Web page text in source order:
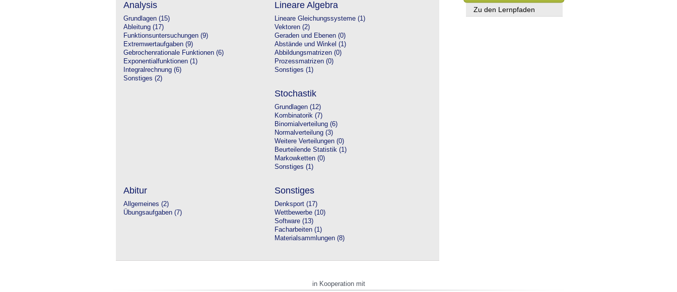
Analysis
Grundlagen (15)
Ableitung (17)
Funktionsuntersuchungen (9)
Extremwertaufgaben (9)
Gebrochenrationale Funktionen (6)
Exponentialfunktionen (1)
Integralrechnung (6)
Sonstiges (2)
Lineare Algebra
Lineare Gleichungssysteme (1)
Vektoren (2)
Geraden und Ebenen (0)
Abstände und Winkel (1)
Abbildungsmatrizen (0)
Prozessmatrizen (0)
Sonstiges (1)
Stochastik
Grundlagen (12)
Kombinatorik (7)
Binomialverteilung (6)
Normalverteilung (3)
Weitere Verteilungen (0)
Beurteilende Statistik (1)
Markowketten (0)
Sonstiges (1)
Abitur
Allgemeines (2)
Übungsaufgaben (7)
Sonstiges
Denksport (17)
Wettbewerbe (10)
Software (13)
Facharbeiten (1)
Materialsammlungen (8)
Zu den Lernpfaden
in Kooperation mit